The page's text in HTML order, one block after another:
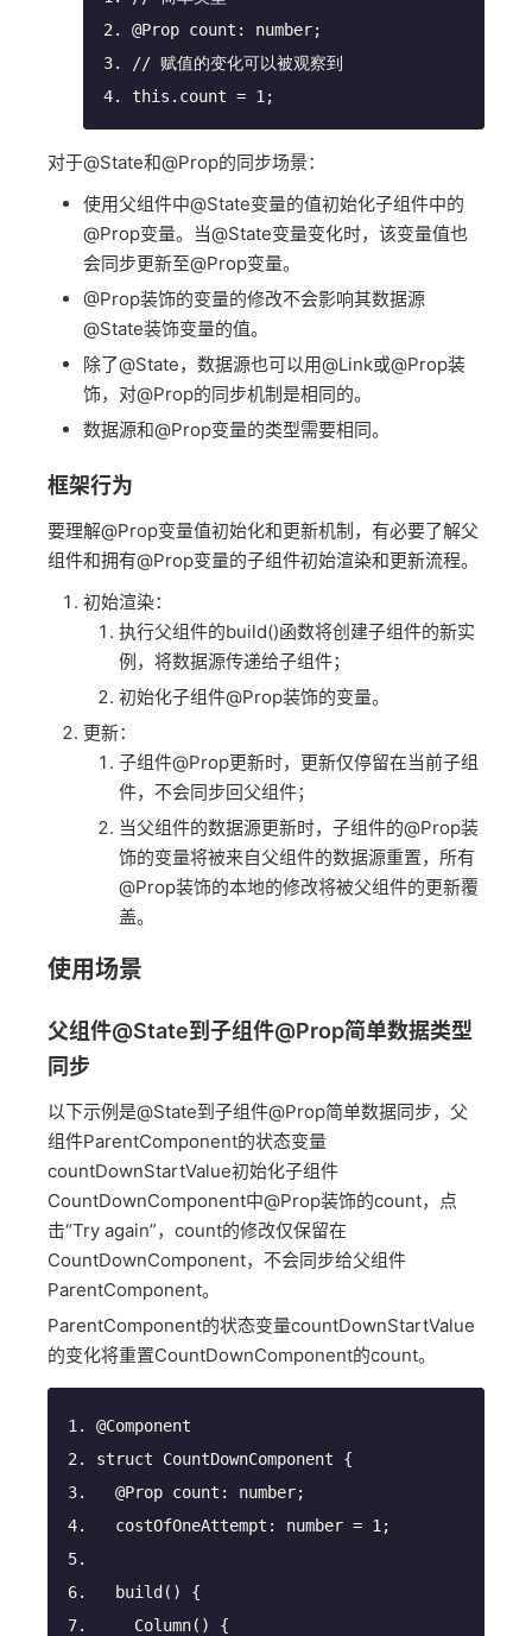
@Prop count: number;
// 赋值的变化可以被观察到
this .count = 1 ;
对于@State和@Prop的同步场景：
使用父组件中@State变量的值初始化子组件中的
@Prop变量。当@State变量变化时，该变量值也
会同步更新至@Prop变量。
@Prop装饰的变量的修改不会影响其数据源
@State装饰变量的值。
除了@State，数据源也可以用@Link或@Prop装
饰，对@Prop的同步机制是相同的。
数据源和@Prop变量的类型需要相同。
框架行为
要理解@Prop变量值初始化和更新机制，有必要了解父
组件和拥有@Prop变量的子组件初始渲染和更新流程。
初始渲染：
执行父组件的build()函数将创建子组件的新实
例，将数据源传递给子组件；
初始化子组件@Prop装饰的变量。
更新：
子组件@Prop更新时，更新仅停留在当前子组
件，不会同步回父组件；
当父组件的数据源更新时，子组件的@Prop装
饰的变量将被来自父组件的数据源重置，所有
@Prop装饰的本地的修改将被父组件的更新覆
盖。
使用场景
父组件@State到子组件@Prop简单数据类型
同步
以下示例是@State到子组件@Prop简单数据同步，父
组件ParentComponent的状态变量
countDownStartValue初始化子组件
CountDownComponent中@Prop装饰的count，点
击“Try again”，count的修改仅保留在
CountDownComponent，不会同步给父组件
ParentComponent。
ParentComponent的状态变量countDownStartValue
的变化将重置CountDownComponent的count。
@Component
struct CountDownComponent {
@Prop count: number;
  costOfOneAttempt:
number = 1 ;
build ( )
{
Column( )
{